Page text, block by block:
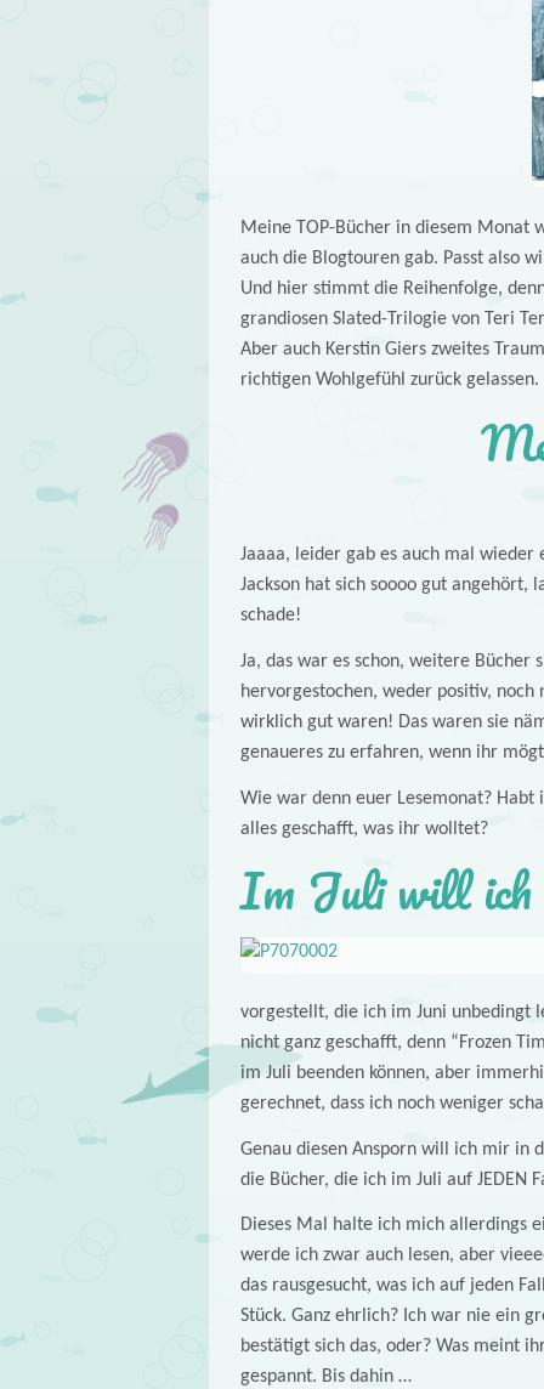
Meine TOP-Bücher in diesem Monat
auch die Blogtouren gab. Passt also
Und hier stimmt die Reihenfolge,
grandiosen Slated-Trilogie von Teri
Aber auch Kerstin Giers zweites
richtigen Wohlgefühl zurück gelassen.
Jaaaa, leider gab es auch mal wieder
Jackson hat sich soooo gut
schade!
Ja, das war es schon, weitere Bücher
hervorgestochen, weder positiv,
wirklich gut waren! Das waren sie
genaueres zu erfahren, wenn ihr
Wie war denn euer Lesemonat?
alles geschafft, was ihr wolltet?
Im Juli will ich
vorgestellt, die ich im Juni unbedingt
nicht ganz geschafft, denn “Frozen
im Juli beenden können, aber
gerechnet, dass ich noch weniger
Genau diesen Ansporn will ich mir in
die Bücher, die ich im Juli auf JEDEN
Dieses Mal halte ich mich allerdings
werde ich zwar auch lesen, aber
das rausgesucht, was ich auf jeden
Stück. Ganz ehrlich? Ich war nie ein
bestätigt sich das, oder? Was meint
gespannt. Bis dahin …